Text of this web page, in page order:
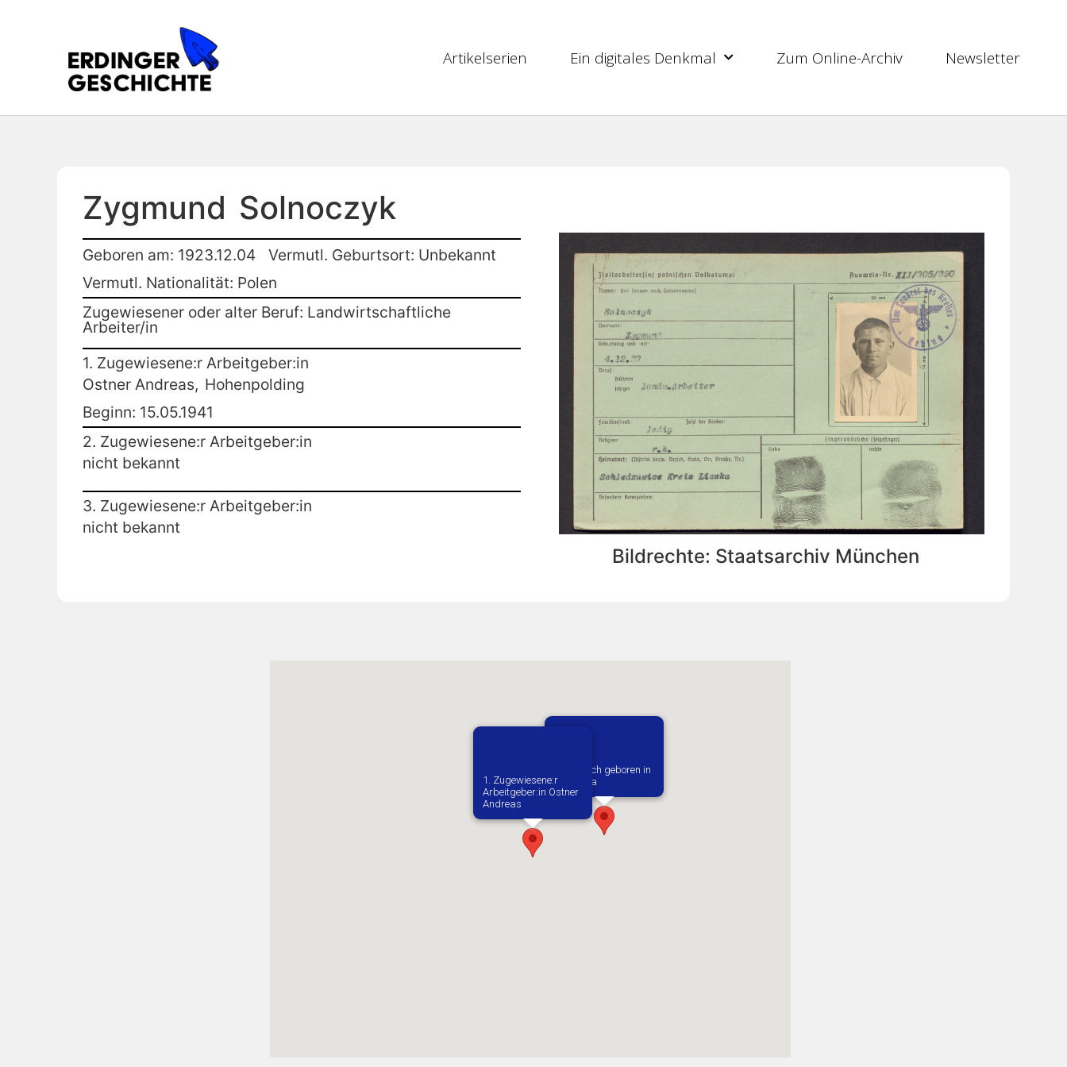
Artikelserien Ein digitales Denkmal Zum Online-Archiv Newsletter
Zygmund Solnoczyk
Geboren am: 1923.12.04
Vermutl. Geburtsort: Unbekannt
Vermutl. Nationalität: Polen
Zugewiesener oder alter Beruf: Landwirtschaftliche
Arbeiter/in
1. Zugewiesene:r Arbeitgeber:in
Ostner Andreas, Hohenpolding
Beginn: 15.05.1941
2. Zugewiesene:r Arbeitgeber:in
nicht bekannt
3. Zugewiesene:r Arbeitgeber:in
nicht bekannt
Bildrechte: Staatsarchiv München
Vermutlich geboren in
Wieliczka
1. Zugewiesene:r
Arbeitgeber:in​ Ostner
Andreas